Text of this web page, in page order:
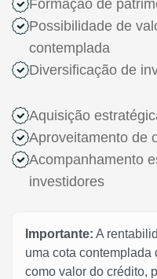
Formação de
Possibilidade de
contemplada
Diversificação de
Aquisição
Aproveitamento de
Acompanhamento
investidores
Importante: A
uma cota contemplada
como valor do crédito,